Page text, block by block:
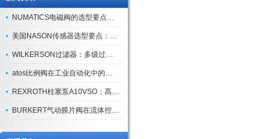
NUMATICS电磁阀的选型要点与使用注意事项
美国NASON传感器选型要点：精度、量程与接口适配指南
WILKERSON过滤器：多级过滤技术，适配多行业净化需求
atos比例阀在工业自动化中的关键应用
REXROTH柱塞泵A10VSO：高效液压系统的核心组件
BURKERT气动膜片阀在流体控制中的应用